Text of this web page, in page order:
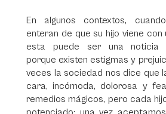
En algunos contextos,
enteran de que su hijo viene con
esta puede ser una noticia
porque existen estigmas y
veces la sociedad nos dice que
cara, incómoda, dolorosa y
remedios mágicos, pero cada